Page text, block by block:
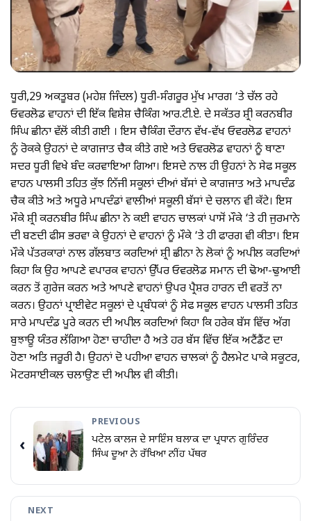
ਧੂਰੀ,29 ਅਕਤੂਬਰ (ਮਹੇਸ਼ ਜਿੰਦਲ) ਧੂਰੀ-ਸੰਗਰੂਰ ਮੁੱਖ ਮਾਰਗ ‘ਤੇ ਚੱਲ ਰਹੇ
ਓਵਰਲੋਡ ਵਾਹਨਾਂ ਦੀ ਇੱਕ ਵਿਸ਼ੇਸ਼ ਚੈਕਿੰਗ ਆਰ.ਟੀ.ਏ. ਦੇ ਸਕੱਤਰ ਸ਼੍ਰੀ ਕਰਨਬੀਰ
ਸਿੰਘ ਛੀਨਾ ਵੱਲੋਂ ਕੀਤੀ ਗਈ । ਇਸ ਚੈਕਿੰਗ ਦੌਰਾਨ ਵੱਖ-ਵੱਖ ਓਵਰਲੋਡ ਵਾਹਨਾਂ
ਨੂੰ ਰੋਕਕੇ ਉਹਨਾਂ ਦੇ ਕਾਗਜਾਤ ਚੈਕ ਕੀਤੇ ਗਏ ਅਤੇ ਓਵਰਲੋਡ ਵਾਹਨਾਂ ਨੂੰ ਥਾਣਾ
ਸਦਰ ਧੂਰੀ ਵਿਖੇ ਬੰਦ ਕਰਵਾਇਆ ਗਿਆ। ਇਸਦੇ ਨਾਲ ਹੀ ਉਹਨਾਂ ਨੇ ਸੇਫ ਸਕੂਲ
ਵਾਹਨ ਪਾਲਸੀ ਤਹਿਤ ਕੁੱਝ ਨਿੱਜੀ ਸਕੂਲਾਂ ਦੀਆਂ ਬੱਸਾਂ ਦੇ ਕਾਗਜਾਤ ਅਤੇ ਮਾਪਦੰਡ
ਚੈਕ ਕੀਤੇ ਅਤੇ ਅਧੂਰੇ ਮਾਪਦੰਡਾਂ ਵਾਲੀਆਂ ਸਕੂਲੀ ਬੱਸਾਂ ਦੇ ਚਲਾਨ ਵੀ ਕੱਟੇ। ਇਸ
ਮੌਕੇ ਸ਼੍ਰੀ ਕਰਨਬੀਰ ਸਿੰਘ ਛੀਨਾ ਨੇ ਕਈ ਵਾਹਨ ਚਾਲਕਾਂ ਪਾਸੋਂ ਮੌਕੇ ‘ਤੇ ਹੀ ਜੁਰਮਾਨੇ
ਦੀ ਬਣਦੀ ਫੀਸ ਭਰਵਾ ਕੇ ਉਹਨਾਂ ਦੇ ਵਾਹਨਾਂ ਨੂੰ ਮੌਕੇ ‘ਤੇ ਹੀ ਫਾਰਗ ਵੀ ਕੀਤਾ। ਇਸ
ਮੌਕੇ ਪੱਤਰਕਾਰਾਂ ਨਾਲ ਗੱਲਬਾਤ ਕਰਦਿਆਂ ਸ਼੍ਰੀ ਛੀਨਾ ਨੇ ਲੋਕਾਂ ਨੂੰ ਅਪੀਲ ਕਰਦਿਆਂ
ਕਿਹਾ ਕਿ ਉਹ ਆਪਣੇ ਵਪਾਰਕ ਵਾਹਨਾਂ ਉੱਪਰ ਓਵਰਲੋਡ ਸਮਾਨ ਦੀ ਢੋਆ-ਢੁਆਈ
ਕਰਨ ਤੋਂ ਗੁਰੇਜ ਕਰਨ ਅਤੇ ਆਪਣੇ ਵਾਹਨਾਂ ਉਪਰ ਪ੍ਰੈਸ਼ਰ ਹਾਰਨ ਦੀ ਵਰਤੋਂ ਨਾ
ਕਰਨ। ਉਹਨਾਂ ਪ੍ਰਾਈਵੇਟ ਸਕੂਲਾਂ ਦੇ ਪ੍ਰਬੰਧਕਾਂ ਨੂੰ ਸੇਫ ਸਕੂਲ ਵਾਹਨ ਪਾਲਸੀ ਤਹਿਤ
ਸਾਰੇ ਮਾਪਦੰਡ ਪੂਰੇ ਕਰਨ ਦੀ ਅਪੀਲ ਕਰਦਿਆਂ ਕਿਹਾ ਕਿ ਹਰੇਕ ਬੱਸ ਵਿੱਚ ਅੱਗ
ਬੁਝਾਊ ਯੰਤਰ ਲੱਗਿਆ ਹੋਣਾ ਚਾਹੀਦਾ ਹੈ ਅਤੇ ਹਰ ਬੱਸ ਵਿੱਚ ਇੱਕ ਅਟੈਂਡੈਂਟ ਦਾ
ਹੋਣਾ ਅਤਿ ਜਰੂਰੀ ਹੈ। ਉਹਨਾਂ ਦੋ ਪਹੀਆ ਵਾਹਨ ਚਾਲਕਾਂ ਨੂੰ ਹੈਲਮੇਟ ਪਾਕੇ ਸਕੂਟਰ,
ਮੋਟਰਸਾਈਕਲ ਚਲਾਉਣ ਦੀ ਅਪੀਲ ਵੀ ਕੀਤੀ।
‹
PREVIOUS
ਪਟੇਲ ਕਾਲਜ ਦੇ ਸਾਇੰਸ ਬਲਾਕ ਦਾ ਪ੍ਰਧਾਨ ਗੁਰਿੰਦਰ
ਸਿੰਘ ਦੂਆ ਨੇ ਰੱਖਿਆ ਨੀੰਹ ਪੱਥਰ
NEXT